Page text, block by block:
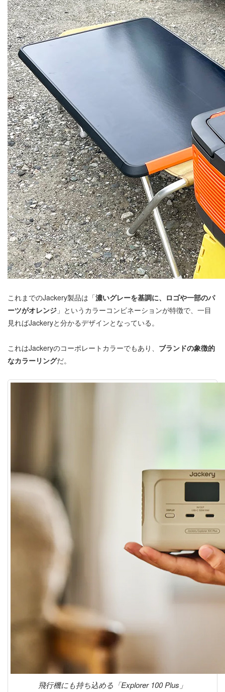
これまでのJackery製品は「濃いグレーを基調に、ロゴや一部のパ
ーツがオレンジ 」というカラーコンビネーションが特徴で、一目
見ればJackeryと分かるデザインとなっている。
これはJackeryのコーポレートカラーでもあり、 ブランドの象徴的
なカラーリングだ。
飛行機にも持ち込める「Explorer 100 Plus」